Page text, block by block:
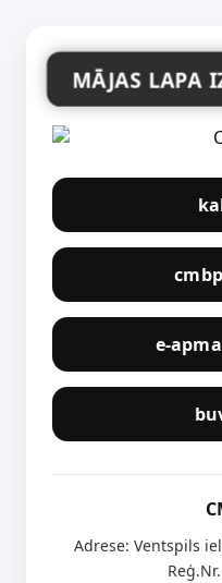
MĀJAS LAPA
e-
Adrese: Ventspils